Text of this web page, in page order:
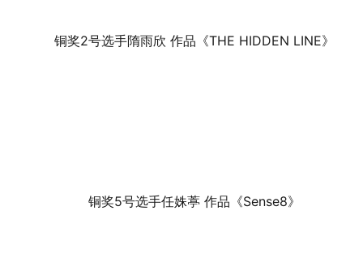
铜奖2号选手隋雨欣 作品《THE HIDDEN LINE》
铜奖5号选手任姝葶 作品《Sense8》